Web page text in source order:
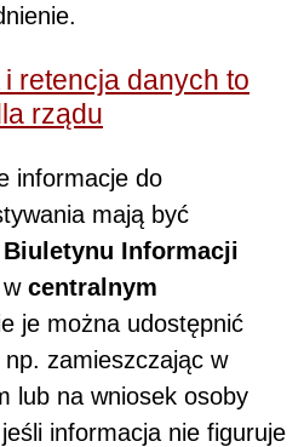
i retencja danych to
rządu
informacje do
mają być
Informacji
w centralnym
je można udostępnić
zamieszczając w
lub na wniosek osoby
informacja nie figuruje